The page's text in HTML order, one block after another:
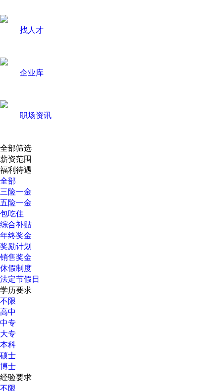
找人才
企业库
职场资讯
全部筛选
薪资范围
福利待遇
全部
三险一金
五险一金
包吃住
综合补贴
年终奖金
奖励计划
销售奖金
休假制度
法定节假日
学历要求
不限
高中
中专
大专
本科
硕士
博士
经验要求
不限